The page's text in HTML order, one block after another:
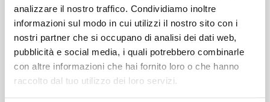
analizzare il nostro traffico. Condividiamo inoltre
informazioni sul modo in cui utilizzi il nostro sito con i
nostri partner che si occupano di analisi dei dati web,
pubblicità e social media, i quali potrebbero combinarle
con altre informazioni che hai fornito loro o che hanno
raccolto dal tuo utilizzo dei loro servizi.
Rivenditore
Privato
Rivenditore